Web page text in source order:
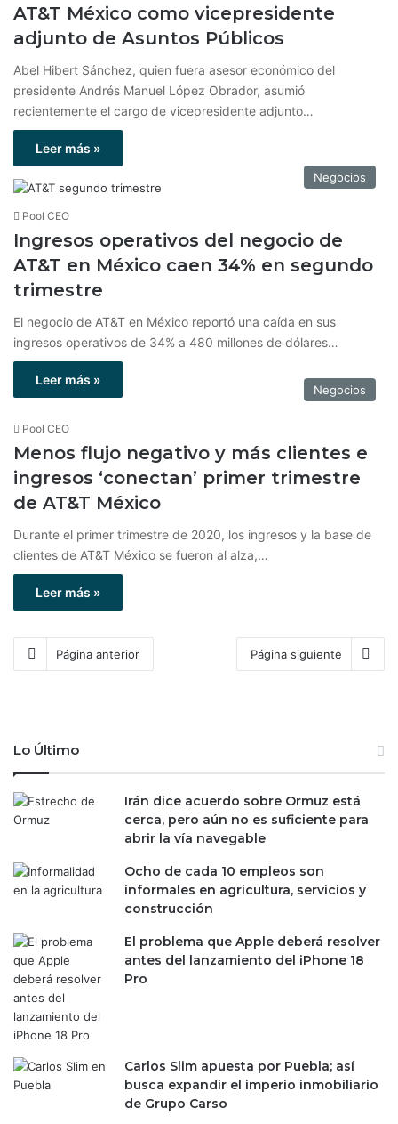
AT&T México como vicepresidente
adjunto de Asuntos Públicos
Abel Hibert Sánchez, quien fuera asesor económico del
presidente Andrés Manuel López Obrador, asumió
recientemente el cargo de vicepresidente adjunto…
Leer más »
Negocios
Pool CEO
Ingresos operativos del negocio de
AT&T en México caen 34% en segundo
trimestre
El negocio de AT&T en México reportó una caída en sus
ingresos operativos de 34% a 480 millones de dólares…
Leer más »
Negocios
Pool CEO
Menos flujo negativo y más clientes e
ingresos ‘conectan’ primer trimestre
de AT&T México
Durante el primer trimestre de 2020, los ingresos y la base de
clientes de AT&T México se fueron al alza,…
Leer más »
Página anterior Página siguiente
Lo Último
Irán dice acuerdo sobre Ormuz está
cerca, pero aún no es suficiente para
abrir la vía navegable
Ocho de cada 10 empleos son
informales en agricultura, servicios y
construcción
El problema que Apple deberá resolver
antes del lanzamiento del iPhone 18
Pro
Carlos Slim apuesta por Puebla; así
busca expandir el imperio inmobiliario
de Grupo Carso